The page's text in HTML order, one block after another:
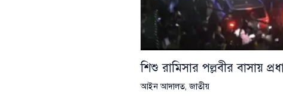
শিশু রামিসার পল্লবীর বাসায়
আইন আদালত,জাতীয়